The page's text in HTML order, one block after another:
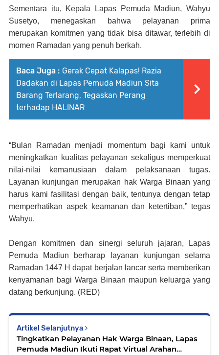
Sementara itu, Kepala Lapas Pemuda Madiun, Wahyu
Susetyo, menegaskan bahwa pelayanan prima
merupakan komitmen yang tidak bisa ditawar, terlebih di
momen Ramadan yang penuh berkah.
Baca Juga : Gerak Cepat Kalapas! Razia
Dadakan di Lapas Pemuda Madiun Sita
Barang Terlarang, Tegaskan Perang
terhadap HALINAR
“Bulan Ramadan menjadi momentum bagi kami untuk
meningkatkan kualitas pelayanan sekaligus memperkuat
nilai-nilai kemanusiaan dalam pelaksanaan tugas.
Layanan kunjungan merupakan hak Warga Binaan yang
harus kami fasilitasi dengan baik, tentunya dengan tetap
memperhatikan aspek keamanan dan ketertiban,” tegas
Wahyu.
Dengan komitmen dan sinergi seluruh jajaran, Lapas
Pemuda Madiun berharap layanan kunjungan selama
Ramadan 1447 H dapat berjalan lancar serta memberikan
kenyamanan bagi Warga Binaan maupun keluarga yang
datang berkunjung. (RED)
Artikel Selanjutnya
Tingkatkan Pelayanan Hak Warga Binaan, Lapas
Pemuda Madiun Ikuti Rapat Virtual Arahan